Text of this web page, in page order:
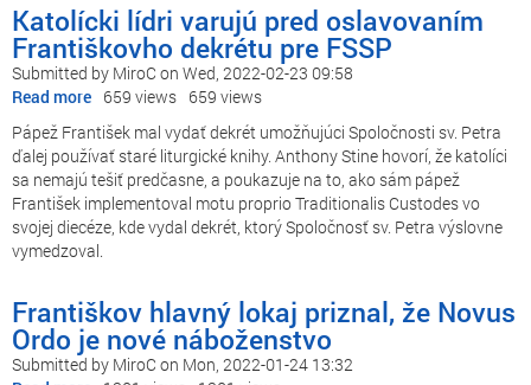
Katolícki lídri varujú pred oslavovaním
Františkovho dekrétu pre FSSP
Submitted by MiroC on Wed, 2022-02-23 09:58
Read more about
Katolícki
lídri
varujú
pred
oslavovaním
Františkovho
dekrétu
FSSP
659 views 659 views
Pápež František mal vydať dekrét umožňujúci Spoločnosti sv. Petra
ďalej používať staré liturgické knihy. Anthony Stine hovorí, že katolíci
sa nemajú tešiť predčasne, a poukazuje na to, ako sám pápež
František implementoval motu proprio Traditionalis Custodes vo
svojej diecéze, kde vydal dekrét, ktorý Spoločnosť sv. Petra výslovne
vymedzoval.
Františkov hlavný lokaj priznal, že Novus
Ordo je nové náboženstvo
Submitted by MiroC on Mon, 2022-01-24 13:32